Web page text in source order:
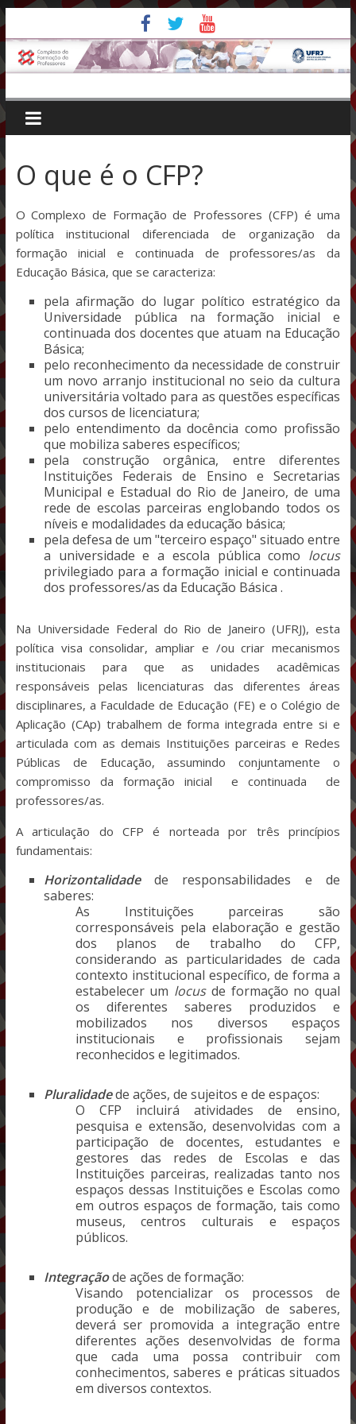
para
conteúdo
O que é o CFP?
O Complexo de Formação de Professores (CFP) é uma
política institucional diferenciada de organização da
formação inicial e continuada de professores/as da
Educação Básica, que se caracteriza:
pela afirmação do lugar político estratégico da
Universidade pública na formação inicial e
continuada dos docentes que atuam na Educação
Básica;
pelo reconhecimento da necessidade de construir
um novo arranjo institucional no seio da cultura
universitária voltado para as questões específicas
dos cursos de licenciatura;
pelo entendimento da docência como profissão
que mobiliza saberes específicos;
pela construção orgânica, entre diferentes
Instituições Federais de Ensino e Secretarias
Municipal e Estadual do Rio de Janeiro, de uma
rede de escolas parceiras englobando todos os
níveis e modalidades da educação básica;
pela defesa de um "terceiro espaço" situado entre
a universidade e a escola pública como locus
privilegiado para a formação inicial e continuada
dos professores/as da Educação Básica .
Na Universidade Federal do Rio de Janeiro (UFRJ), esta
política visa consolidar, ampliar e /ou criar mecanismos
institucionais para que as unidades acadêmicas
responsáveis pelas licenciaturas das diferentes áreas
disciplinares, a Faculdade de Educação (FE) e o Colégio de
Aplicação (CAp) trabalhem de forma integrada entre si e
articulada com as demais Instituições parceiras e Redes
Públicas de Educação, assumindo conjuntamente o
compromisso da formação inicial e continuada de
professores/as.
A articulação do CFP é norteada por três princípios
fundamentais:
Horizontalidadede responsabilidades e de
saberes:
As Instituições parceiras são
corresponsáveis pela elaboração e gestão
dos planos de trabalho do CFP,
considerando as particularidades de cada
contexto institucional específico, de forma a
estabelecer um locusde formação no qual
os diferentes saberes produzidos e
mobilizados nos diversos espaços
institucionais e profissionais sejam
reconhecidos e legitimados.
Pluralidadede ações, de sujeitos e de espaços:
O CFP incluirá atividades de ensino,
pesquisa e extensão, desenvolvidas com a
participação de docentes, estudantes e
gestores das redes de Escolas e das
Instituições parceiras, realizadas tanto nos
espaços dessas Instituições e Escolas como
em outros espaços de formação, tais como
museus, centros culturais e espaços
públicos.
Integraçãode ações de formação:
Visando potencializar os processos de
produção e de mobilização de saberes,
deverá ser promovida a integração entre
diferentes ações desenvolvidas de forma
que cada uma possa contribuir com
conhecimentos, saberes e práticas situados
em diversos contextos.